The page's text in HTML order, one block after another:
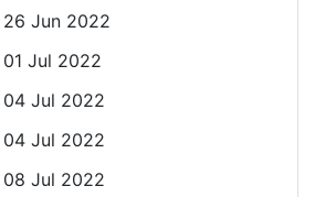
26 Jun 2022
01 Jul 2022
04 Jul 2022
04 Jul 2022
08 Jul 2022